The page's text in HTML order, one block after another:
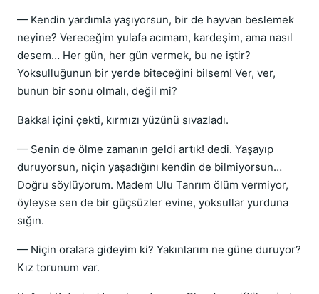
— Kendin yardımla yaşıyorsun, bir de hayvan beslemek
neyine? Vereceğim yulafa acımam, kardeşim, ama nasıl
desem… Her gün, her gün vermek, bu ne iştir?
Yoksulluğunun bir yerde biteceğini bilsem! Ver, ver,
bunun bir sonu olmalı, değil mi?
Bakkal içini çekti, kırmızı yüzünü sıvazladı.
— Senin de ölme zamanın geldi artık! dedi. Yaşayıp
duruyorsun, niçin yaşadığını kendin de bilmiyorsun…
Doğru söylüyorum. Madem Ulu Tanrım ölüm vermiyor,
öyleyse sen de bir güçsüzler evine, yoksullar yurduna
sığın.
— Niçin oralara gideyim ki? Yakınlarım ne güne duruyor?
Kız torunum var.